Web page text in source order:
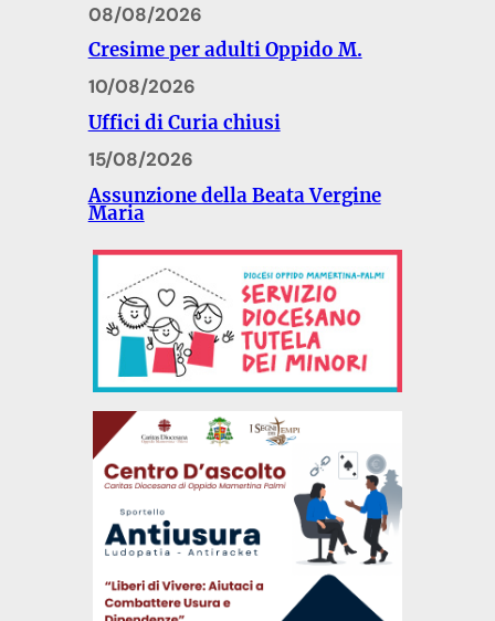
08/08/2026
Cresime per adulti Oppido M.
10/08/2026
Uffici di Curia chiusi
15/08/2026
Assunzione della Beata Vergine
Maria